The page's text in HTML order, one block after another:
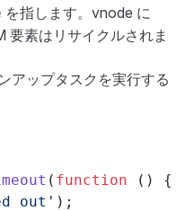
を指します。vnode に
要素はリサイクルされま
アップタスクを実行する
( function () {
out' );